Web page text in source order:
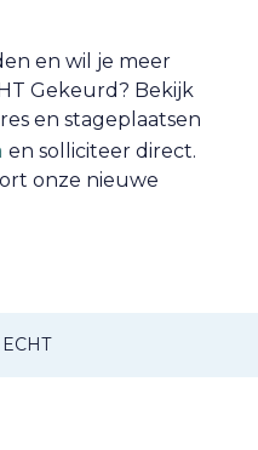
en wil je meer
Gekeurd? Bekijk
en stageplaatsen
en solliciteer direct.
onze nieuwe